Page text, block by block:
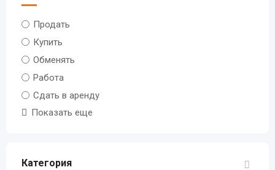
Продать
Купить
Обменять
Работа
Сдать в аренду
Показать еще
Категория